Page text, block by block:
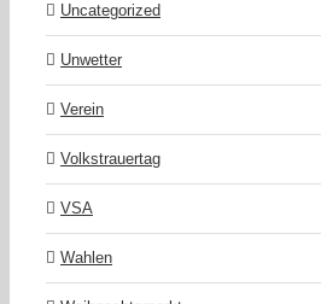
Uncategorized
Unwetter
Verein
Volkstrauertag
VSA
Wahlen